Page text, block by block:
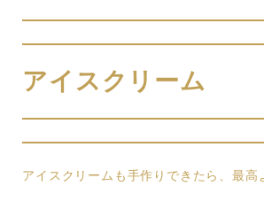
アイスクリーム
アイスクリームも手作りできたら、最高